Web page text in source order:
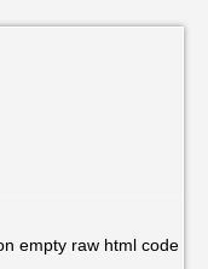
empty raw html code